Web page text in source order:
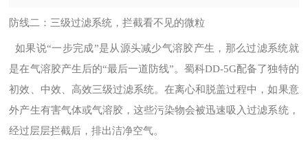
防线二：三级过滤系统，拦截看不见的微粒
如果说“一步完成”是从源头减少气溶胶产生，那么过滤系统就
是在气溶胶产生后的“最后一道防线”。蜀科DD-5G配备了独特的
初效、中效、高效三级过滤系统。在离心和脱盖过程中，如果意
外产生有害气体或气溶胶，这些污染物会被迅速吸入过滤系统，
经过层层拦截后，排出洁净空气。